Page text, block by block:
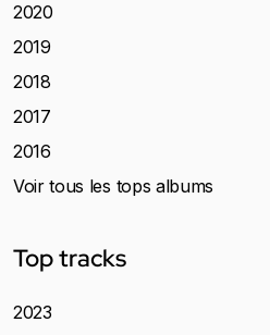
2020
2019
2018
2017
2016
Voir tous les tops albums
Top tracks
2023